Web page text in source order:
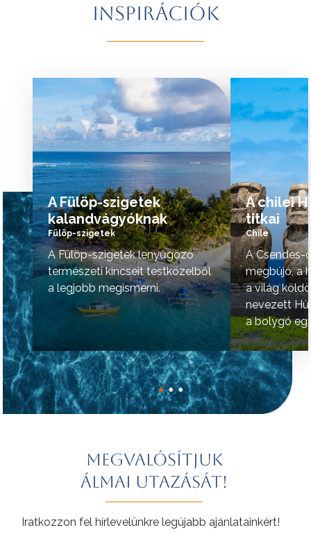
További érdekességekért Brazíliáról
A programok sorrendje az indulási
természeti
vidék hangulata is
Inspirációk
A Fülöp-szigetek
kalandvágyóknak
Fülöp-szigetek
A Fülöp-szigetek lenyűgöző
természeti kincseit testközelből
a legjobb megismerni.
A chilei
titkai
Chile
A Csendes-
megbújó, a
a világ
nevezett
a bolygó
helyének
tovább »
● ● ●
Megvalósítjuk
álmai utazását!
Iratkozzon fel hírlevelünkre legújabb ajánlatainkért!